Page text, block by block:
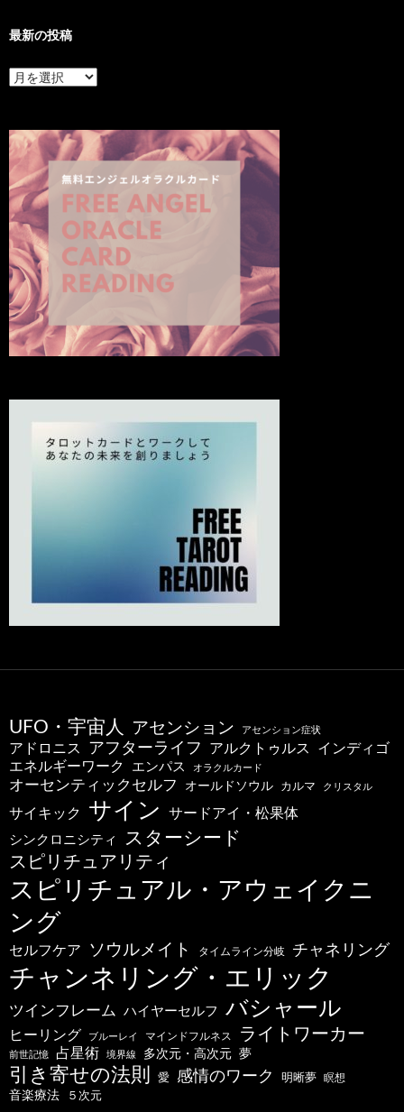
最新の投稿
最
新
稿
UFO・宇宙人 アセンション アセンション症状
アドロニス アフターライフ アルクトゥルス インディゴ
エネルギーワーク エンパス オラクルカード
オーセンティックセルフ オールドソウル カルマ クリスタル
サイキック サイン サードアイ・松果体
シンクロニシティ スターシード
スピリチュアリティ
スピリチュアル・アウェイクニ
ング
セルフケア ソウルメイト タイムライン分岐 チャネリング
チャンネリング・エリック
ツインフレーム ハイヤーセルフ バシャール
ヒーリング ブルーレイ マインドフルネス ライトワーカー
前世記憶 占星術 境界線 多次元・高次元 夢
引き寄せの法則 愛 感情のワーク 明晰夢 瞑想
音楽療法 ５次元